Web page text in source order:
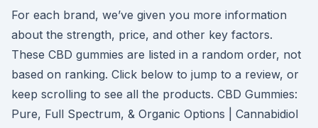
For each brand, we’ve given you more information
about the strength, price, and other key factors.
These CBD gummies are listed in a random order, not
based on ranking. Click below to jump to a review, or
keep scrolling to see all the products. CBD Gummies:
Pure, Full Spectrum, & Organic Options | Cannabidiol